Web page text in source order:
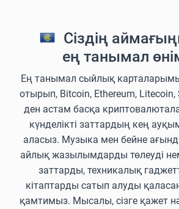
Сіздің
ең танымал
Ең танымал сыйлық
отырып, Bitcoin, Ethereum, Litecoin,
ден астам басқа
күнделікті заттардың кең
аласыз. Музыка мен бейне
айлық жазылымдарды төлеуді
заттарды, техникалық
кітаптарды сатып алуды
қамтимыз. Мысалы, сізге қажет